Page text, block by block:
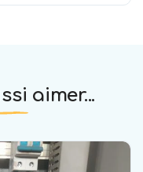
aimer...